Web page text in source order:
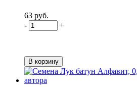
63 руб.
-
+